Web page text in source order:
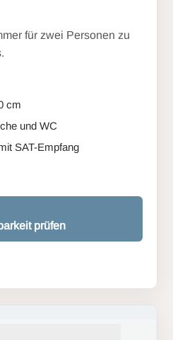
für zwei Personen zu
cm
und WC
SAT-Empfang
prüfen